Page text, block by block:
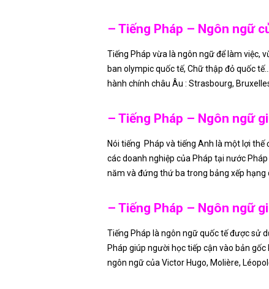
– Tiếng Pháp – Ngôn ngữ
Tiếng Pháp vừa là ngôn ngữ để làm việc,
ban olympic quốc tế, Chữ thập đỏ quốc
hành chính châu Âu : Strasbourg,
– Tiếng Pháp – Ngôn ngữ
Nói tiếng Pháp và tiếng Anh là một lợi
các doanh nghiệp của Pháp tại nước
năm và đứng thứ ba trong bảng xếp
– Tiếng Pháp – Ngôn ngữ
Tiếng Pháp là ngôn ngữ quốc tế được sử
Pháp giúp người học tiếp cận vào bản
ngôn ngữ của Victor Hugo, Molière,